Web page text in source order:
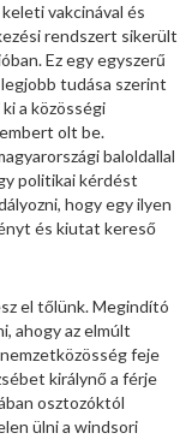
vakcinával és
rendszert sikerült
Ez egy egyszerű
tudása szerint
a közösségi
olt be.
baloldallal
politikai kérdést
hogy egy ilyen
és kiutat kereső
el tőlünk. Megindító
ahogy az elmúlt
feje
királynő a férje
osztozóktól
ülni a windsori